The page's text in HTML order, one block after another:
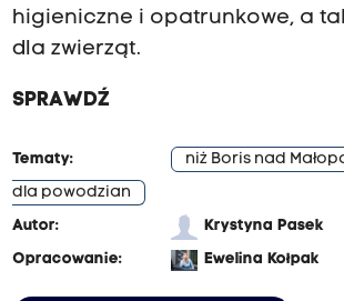
higieniczne i opatrunkowe, a
dla zwierząt.
SPRAWDŹ
Tematy: niż Boris nad
dla powodzian
Autor:
Krystyna Pasek
Opracowanie:
Ewelina Kołpak